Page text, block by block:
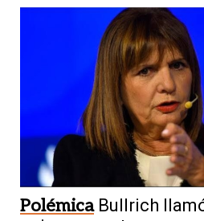
Polémica Bullrich